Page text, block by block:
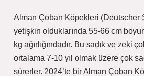
Alman Çoban Köpekleri (Deutscher
yetişkin olduklarında 55-66 cm
kg ağırlığındadır. Bu sadık ve zeki
ortalama 7-10 yıl olmak üzere çok
sürerler. 2024’te bir Alman Çoban